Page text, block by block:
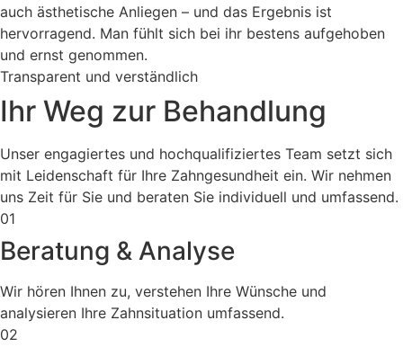
auch ästhetische Anliegen – und das Ergebnis ist
hervorragend. Man fühlt sich bei ihr bestens aufgehoben
und ernst genommen.
Transparent und verständlich
Ihr Weg zur Behandlung
Unser engagiertes und hochqualifiziertes Team setzt sich
mit Leidenschaft für Ihre Zahngesundheit ein. Wir nehmen
uns Zeit für Sie und beraten Sie individuell und umfassend.
01
Beratung & Analyse
Wir hören Ihnen zu, verstehen Ihre Wünsche und
analysieren Ihre Zahnsituation umfassend.
02